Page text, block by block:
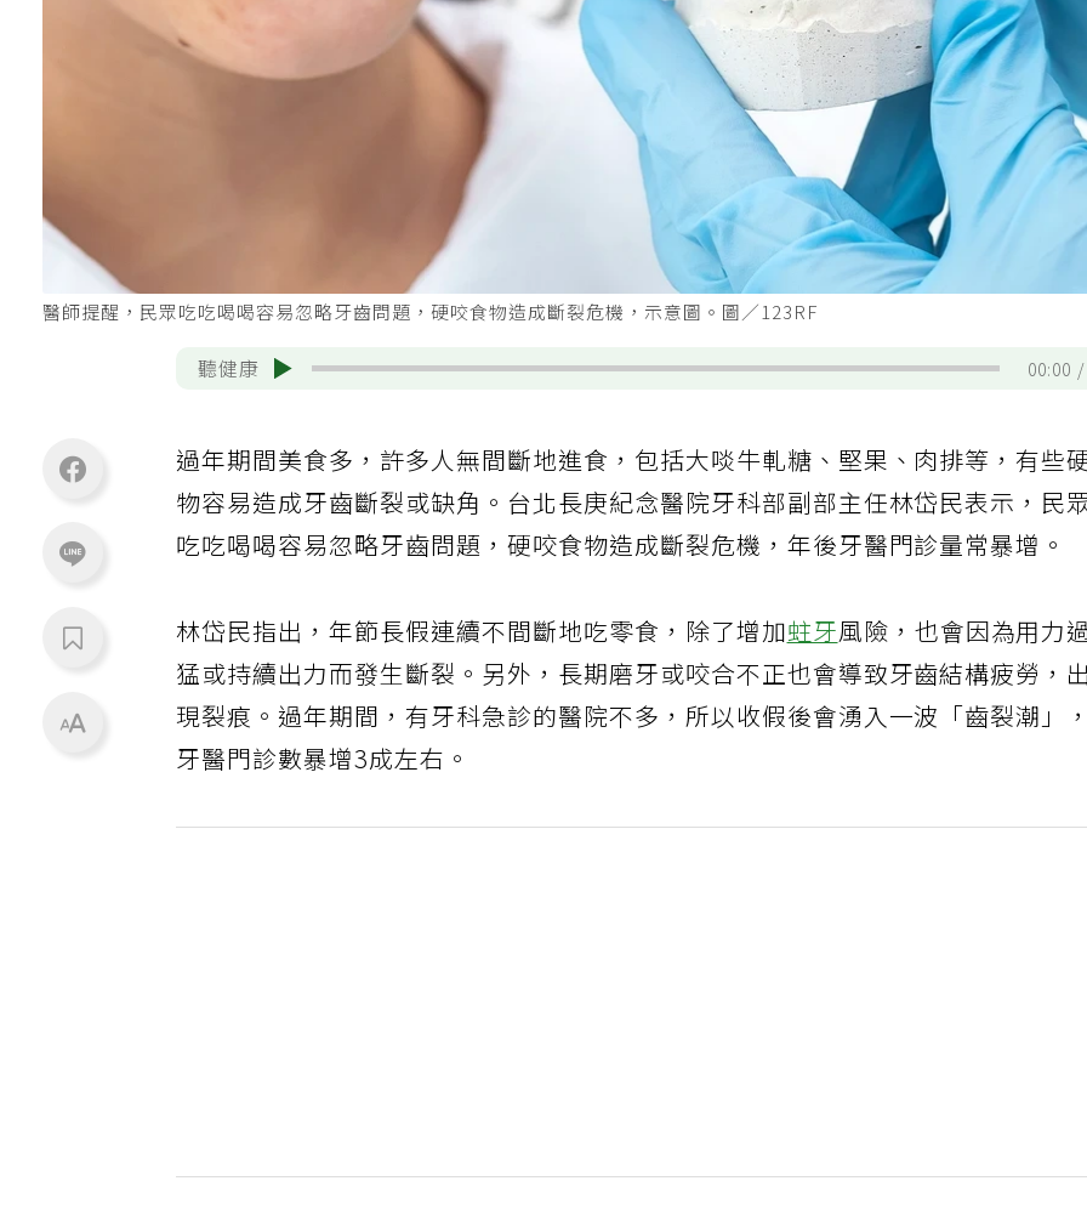
醫師提醒，民眾吃吃喝喝容易忽略牙齒問題，硬咬食物造成斷裂危機，示意圖。圖／123RF
聽健康 00:00
過年期間美食多，許多人無間斷地進食，包括大啖牛軋糖、堅果、肉排等，有些
物容易造成牙齒斷裂或缺角。台北長庚紀念醫院牙科部副部主任林岱民表示，民
吃吃喝喝容易忽略牙齒問題，硬咬食物造成斷裂危機，年後牙醫門診量常暴增。
林岱民指出，年節長假連續不間斷地吃零食，除了增加蛀牙風險，也會因為用力
猛或持續出力而發生斷裂。另外，長期磨牙或咬合不正也會導致牙齒結構疲勞，出
現裂痕。過年期間，有牙科急診的醫院不多，所以收假後會湧入一波「齒裂潮」，
牙醫門診數暴增3成左右。